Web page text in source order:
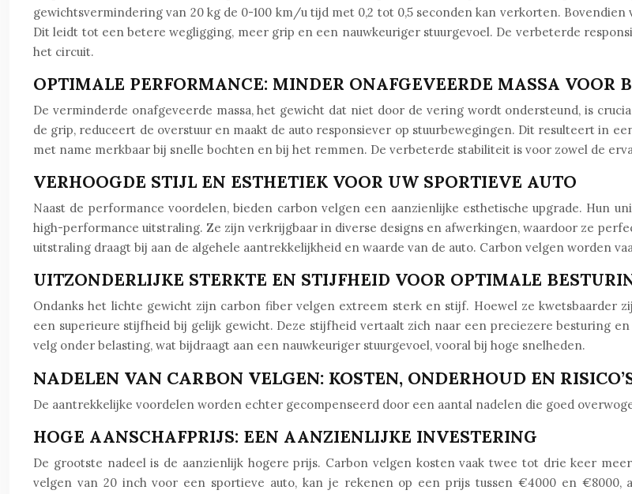
gewichtsvermindering van 20 kg de 0-100 km/u tijd met 0,2 tot 0,5 seconden kan verkorten.
Dit leidt tot een betere wegligging, meer grip en een nauwkeuriger stuurgevoel. De verbeterde
het circuit.
OPTIMALE PERFORMANCE: MINDER ONAFGEVEERDE MASSA VOOR
De verminderde onafgeveerde massa, het gewicht dat niet door de vering wordt ondersteund, is
de grip, reduceert de overstuur en maakt de auto responsiever op stuurbewegingen. Dit resulteert in
met name merkbaar bij snelle bochten en bij het remmen. De verbeterde stabiliteit is voor zowel de
VERHOOGDE STIJL EN ESTHETIEK VOOR UW SPORTIEVE AUTO
Naast de performance voordelen, bieden carbon velgen een aanzienlijke esthetische upgrade. Hun
high-performance uitstraling. Ze zijn verkrijgbaar in diverse designs en afwerkingen, waardoor ze
uitstraling draagt bij aan de algehele aantrekkelijkheid en waarde van de auto. Carbon velgen worden
UITZONDERLIJKE STERKTE EN STIJFHEID VOOR OPTIMALE
Ondanks het lichte gewicht zijn carbon fiber velgen extreem sterk en stijf. Hoewel ze kwetsbaarder
een superieure stijfheid bij gelijk gewicht. Deze stijfheid vertaalt zich naar een preciezere besturing
velg onder belasting, wat bijdraagt aan een nauwkeuriger stuurgevoel, vooral bij hoge snelheden.
NADELEN VAN CARBON VELGEN: KOSTEN, ONDERHOUD EN
De aantrekkelijke voordelen worden echter gecompenseerd door een aantal nadelen die goed
HOGE AANSCHAFPRIJS: EEN AANZIENLIJKE INVESTERING
De grootste nadeel is de aanzienlijk hogere prijs. Carbon velgen kosten vaak twee tot drie keer
velgen van 20 inch voor een sportieve auto, kan je rekenen op een prijs tussen €4000 en